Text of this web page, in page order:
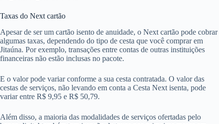
Taxas do Next cartão
Apesar de ser um cartão isento de anuidade, o Next cartão pode cobrar
algumas taxas, dependendo do tipo de cesta que você comprar em
Jitaúna. Por exemplo, transações entre contas de outras instituições
financeiras não estão inclusas no pacote.
E o valor pode variar conforme a sua cesta contratada. O valor das
cestas de serviços, não levando em conta a Cesta Next isenta, pode
variar entre R$ 9,95 e R$ 50,79.
Além disso, a maioria das modalidades de serviços ofertadas pelo